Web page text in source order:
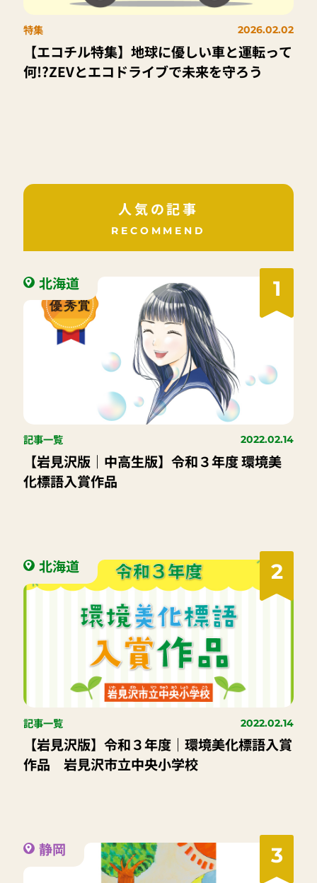
特集 2026.02.02
【エコチル特集】地球に優しい車と運転って
何!?ZEVとエコドライブで未来を守ろう
人気の記事
RECOMMEND
1
北海道
記事一覧 2022.02.14
【岩見沢版｜中高生版】令和３年度 環境美
化標語入賞作品
2
北海道
記事一覧 2022.02.14
【岩見沢版】令和３年度｜環境美化標語入賞
作品 岩見沢市立中央小学校
3
静岡